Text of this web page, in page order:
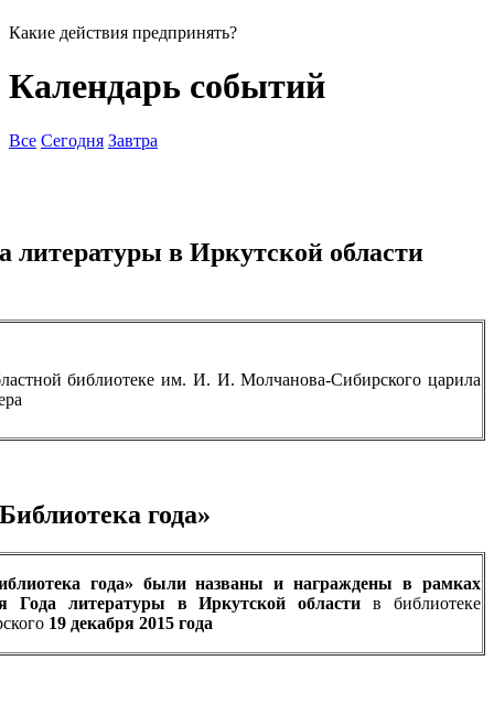
Какие действия предпринять?
Календарь событий
Все Сегодня Завтра
литературы в Иркутской области
библиотеке им. И. И. Молчанова-Сибирского царила
года»
года» были названы и награждены в рамках
Года литературы в Иркутской области в библиотеке
19 декабря 2015 года